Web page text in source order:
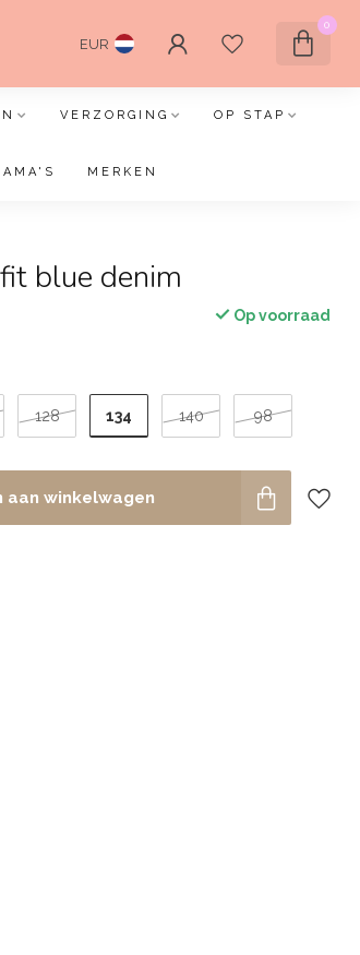
EUR
0
VERZORGING OP STAP
MERKEN
blue denim
Op voorraad
128 134 140 98
aan winkelwagen